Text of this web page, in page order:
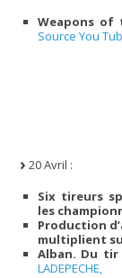
Weapons of
Source You
20 Avril :
Six tireurs
les
Production
multiplient
Alban. Du tir
LADEPECHE,